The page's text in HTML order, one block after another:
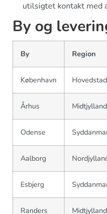
utilsigtet kontakt med
By og
By Region
København
Århus Midtjylland
Odense
Aalborg
Esbjerg
Randers Midtjylland